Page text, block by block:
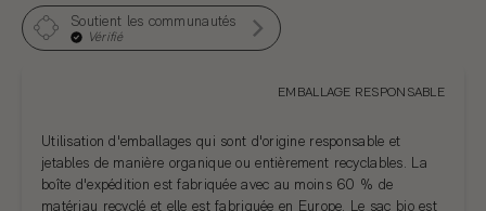
Soutient les communautés
Vérifié
EMBALLAGE RESPONSABLE
Utilisation d'emballages qui sont d'origine responsable et
jetables de manière organique ou entièrement recyclables. La
boîte d'expédition est fabriquée avec au moins 60 % de
matériau recyclé et elle est fabriquée en Europe. Le sac bio est